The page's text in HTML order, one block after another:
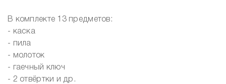
В комплекте 13 предметов:
- каска
- пила
- молоток
- гаечный ключ
- 2 отвёртки и др.